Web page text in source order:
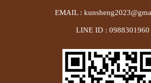
EMAIL :
LINE ID : 0988301960